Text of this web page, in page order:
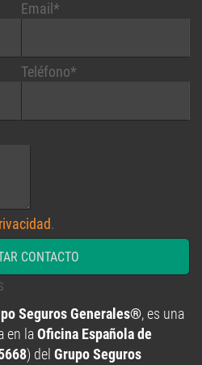
Email*
Teléfono*
.
CONTACTO
Seguros Generales®, es una
en laOficina Española de
) del Grupo Seguros